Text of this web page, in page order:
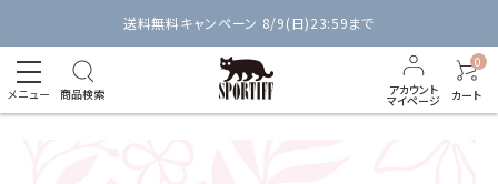
送料無料キャンペーン 8/9(日)23:59まで
メニュー 商品検索 アカウント
マイページ
0
カート